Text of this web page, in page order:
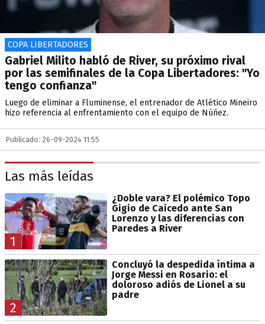
COPA LIBERTADORES
Gabriel Milito habló de River, su próximo rival
por las semifinales de la Copa Libertadores: "Yo
tengo confianza"
Luego de eliminar a Fluminense, el entrenador de Atlético Mineiro
hizo referencia al enfrentamiento con el equipo de Núñez.
Publicado: 26-09-2024 11:55
Las más leídas
1
¿Doble vara? El polémico Topo
Gigio de Caicedo ante San
Lorenzo y las diferencias con
Paredes a River
2
Concluyó la despedida íntima a
Jorge Messi en Rosario: el
doloroso adiós de Lionel a su
padre